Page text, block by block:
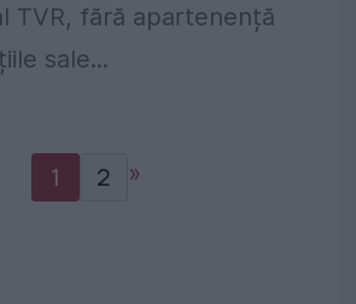
TVR, fără apartenență
sale...
1 2 »